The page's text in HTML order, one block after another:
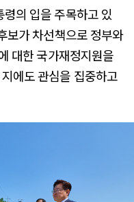
의 입을 주목하고 있
보가 차선책으로 정부와
대한 국가재정지원을
에도 관심을 집중하고